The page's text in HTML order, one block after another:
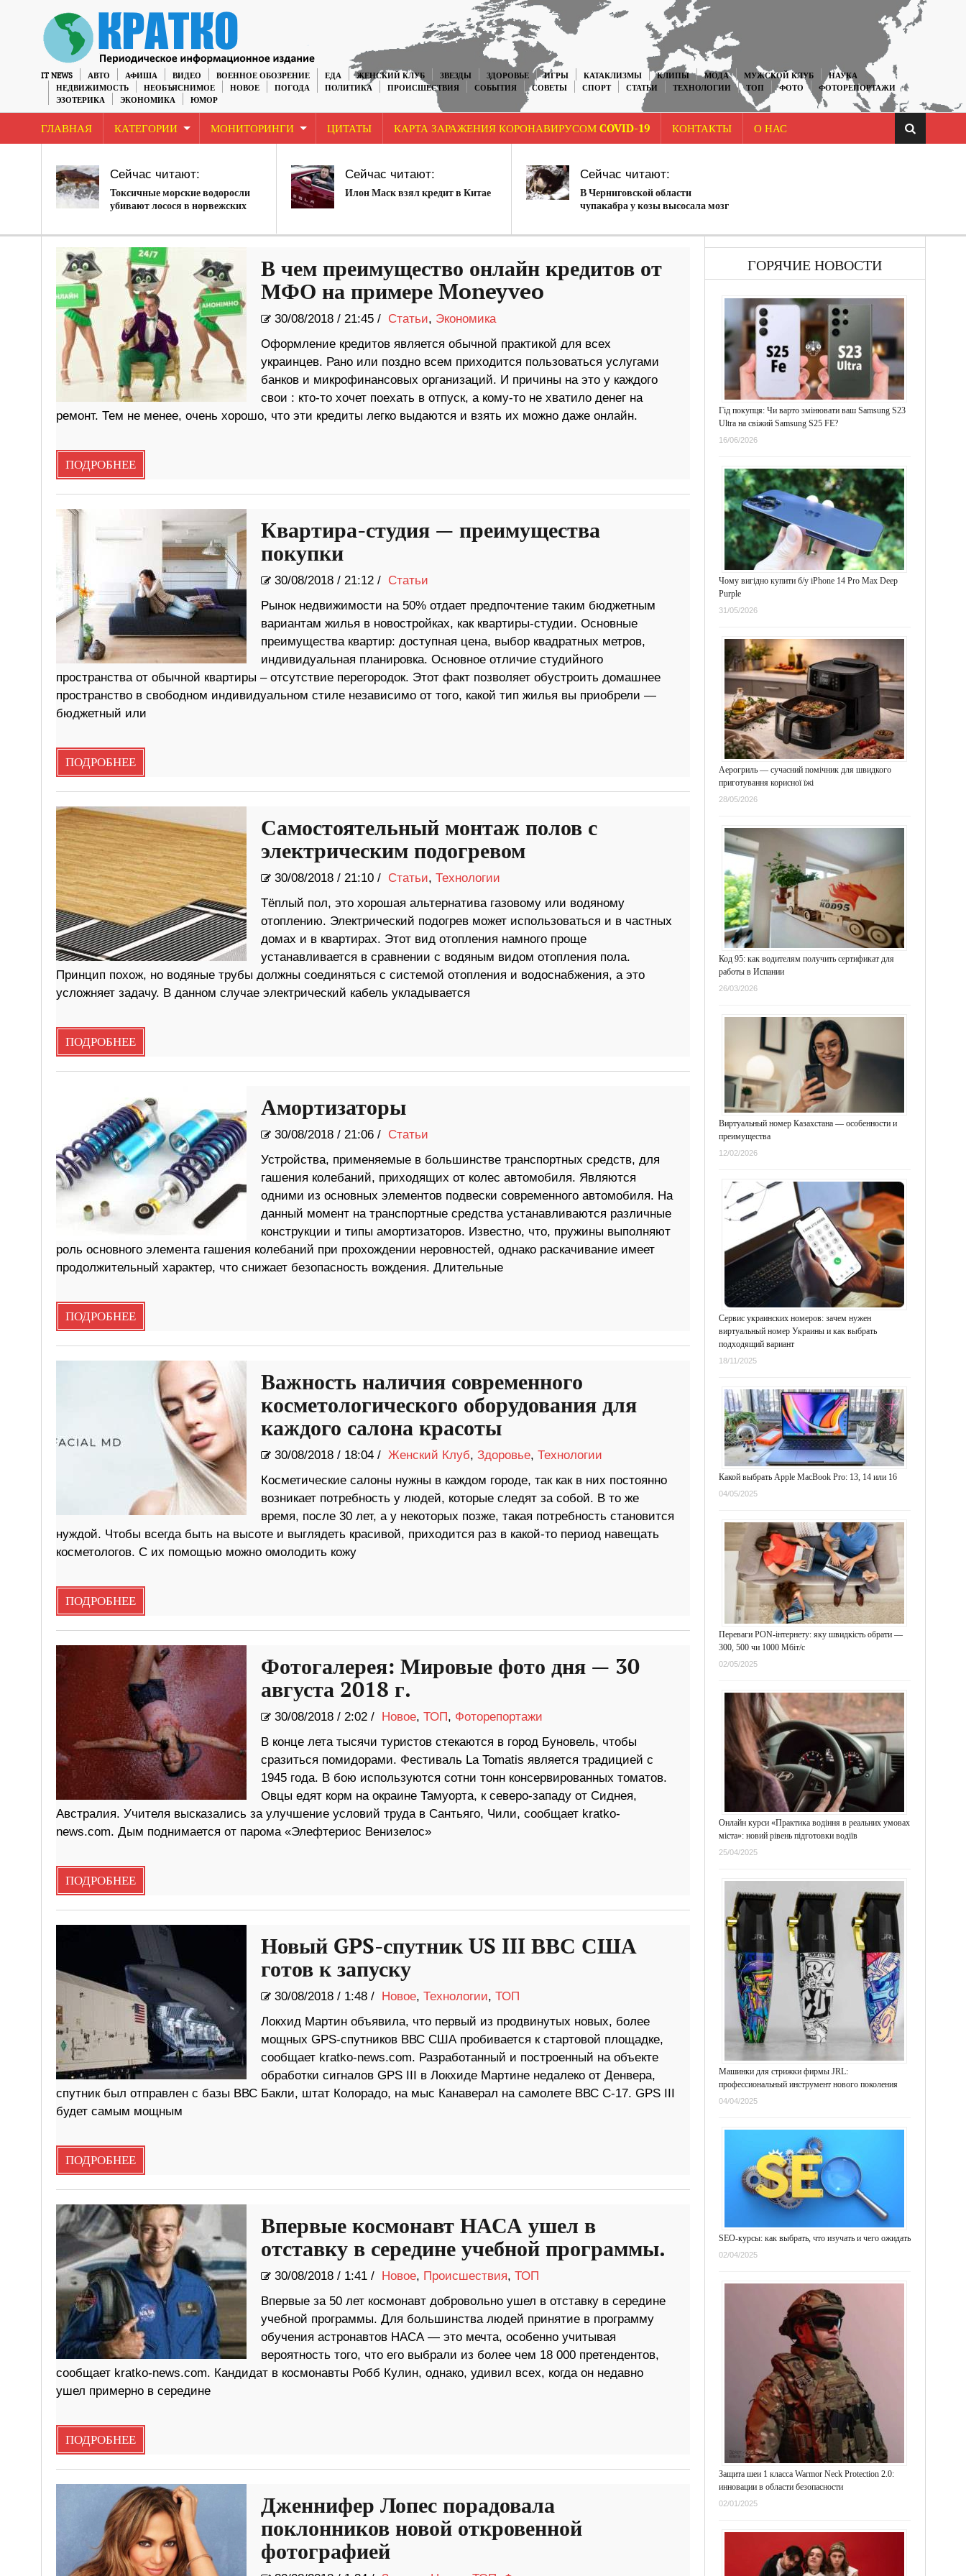
IT NEWS АВТО АФИША ВИДЕО ВОЕННОЕ ОБОЗРЕНИЕ ЕДА ЖЕНСКИЙ КЛУБ ЗВЕЗДЫ ЗДОРОВЬЕ ИГРЫ КАТАКЛИЗМЫ КЛИПЫ МОДА МУЖСКОЙ КЛУБ
НАУКА
НЕДВИЖИМОСТЬ
НЕОБЪЯСНИМОЕ НОВОЕ ПОГОДА ПОЛИТИКА ПРОИСШЕСТВИЯ СОБЫТИЯ СОВЕТЫ СПОРТ СТАТЬИ ТЕХНОЛОГИИ ТОП ФОТО
ФОТОРЕПОРТАЖИ
ЭЗОТЕРИКА
ЭКОНОМИКА ЮМОР
ГЛАВНАЯ КАТЕГОРИИ МОНИТОРИНГИ ЦИТАТЫ КАРТА ЗАРАЖЕНИЯ КОРОНАВИРУСОМ COVID-19 КОНТАКТЫ О НАС
Сейчас читают:
Токсичные морские водоросли
убивают лосося в норвежских
Сейчас читают:
Илон Маск взял кредит в Китае
Сейчас читают:
В Черниговской области
чупакабра у козы высосала мозг
В чем преимущество онлайн кредитов от
МФО на примере Moneyveo
30/08/2018/ 21:45 / Статьи, Экономика
Оформление кредитов является обычной практикой для всех
украинцев. Рано или поздно всем приходится пользоваться услугами
банков и микрофинансовых организаций. И причины на это у каждого
свои : кто-то хочет поехать в отпуск, а кому-то не хватило денег на
ремонт. Тем не менее, очень хорошо, что эти кредиты легко выдаются и взять их можно даже онлайн.
ПОДРОБНЕЕ
Квартира-студия — преимущества
покупки
30/08/2018/ 21:12 / Статьи
Рынок недвижимости на 50% отдает предпочтение таким бюджетным
вариантам жилья в новостройках, как квартиры-студии. Основные
преимущества квартир: доступная цена, выбор квадратных метров,
индивидуальная планировка. Основное отличие студийного
пространства от обычной квартиры – отсутствие перегородок. Этот факт позволяет обустроить домашнее
пространство в свободном индивидуальном стиле независимо от того, какой тип жилья вы приобрели —
бюджетный или
ПОДРОБНЕЕ
Самостоятельный монтаж полов с
электрическим подогревом
30/08/2018/ 21:10 / Статьи, Технологии
Тёплый пол, это хорошая альтернатива газовому или водяному
отоплению. Электрический подогрев может использоваться и в частных
домах и в квартирах. Этот вид отопления намного проще
устанавливается в сравнении с водяным видом отопления пола.
Принцип похож, но водяные трубы должны соединяться с системой отопления и водоснабжения, а это
усложняет задачу. В данном случае электрический кабель укладывается
ПОДРОБНЕЕ
Амортизаторы
30/08/2018/ 21:06 / Статьи
Устройства, применяемые в большинстве транспортных средств, для
гашения колебаний, приходящих от колес автомобиля. Являются
одними из основных элементов подвески современного автомобиля. На
данный момент на транспортные средства устанавливаются различные
конструкции и типы амортизаторов. Известно, что, пружины выполняют
роль основного элемента гашения колебаний при прохождении неровностей, однако раскачивание имеет
продолжительный характер, что снижает безопасность вождения. Длительные
ПОДРОБНЕЕ
Важность наличия современного
косметологического оборудования для
каждого салона красоты
30/08/2018/ 18:04 / Женский Клуб, Здоровье, Технологии
Косметические салоны нужны в каждом городе, так как в них постоянно
возникает потребность у людей, которые следят за собой. В то же
время, после 30 лет, а у некоторых позже, такая потребность становится
нуждой. Чтобы всегда быть на высоте и выглядеть красивой, приходится раз в какой-то период навещать
косметологов. С их помощью можно омолодить кожу
ПОДРОБНЕЕ
Фотогалерея: Мировые фото дня — 30
августа 2018 г.
30/08/2018/ 2:02 / Новое, ТОП, Фоторепортажи
В конце лета тысячи туристов стекаются в город Буновель, чтобы
сразиться помидорами. Фестиваль La Tomatis является традицией с
1945 года. В бою используются сотни тонн консервированных томатов.
Овцы едят корм на окраине Тамуорта, к северо-западу от Сиднея,
Австралия. Учителя высказались за улучшение условий труда в Сантьяго, Чили, сообщает kratko-
news.com. Дым поднимается от парома «Элефтериос Венизелос»
ПОДРОБНЕЕ
Новый GPS-спутник US III ВВС США
готов к запуску
30/08/2018/ 1:48 / Новое, Технологии, ТОП
Локхид Мартин объявила, что первый из продвинутых новых, более
мощных GPS-спутников ВВС США пробивается к стартовой площадке,
сообщает kratko-news.com. Разработанный и построенный на объекте
обработки сигналов GPS III в Локхиде Мартине недалеко от Денвера,
спутник был отправлен с базы ВВС Бакли, штат Колорадо, на мыс Канаверал на самолете ВВС C-17. GPS III
будет самым мощным
ПОДРОБНЕЕ
Впервые космонавт НАСА ушел в
отставку в середине учебной программы.
30/08/2018/ 1:41 / Новое, Происшествия, ТОП
Впервые за 50 лет космонавт добровольно ушел в отставку в середине
учебной программы. Для большинства людей принятие в программу
обучения астронавтов НАСА — это мечта, особенно учитывая
вероятность того, что его выбрали из более чем 18 000 претендентов,
сообщает kratko-news.com. Кандидат в космонавты Робб Кулин, однако, удивил всех, когда он недавно
ушел примерно в середине
ПОДРОБНЕЕ
Дженнифер Лопес порадовала
поклонников новой откровенной
фотографией
ГОРЯЧИЕ НОВОСТИ
Гід покупця: Чи варто змінювати ваш Samsung S23
Ultra на свіжий Samsung S25 FE?
16/06/2026
Чому вигідно купити б/у iPhone 14 Pro Max Deep
Purple
31/05/2026
Аерогриль — сучасний помічник для швидкого
приготування корисної їжі
28/05/2026
Код 95: как водителям получить сертификат для
работы в Испании
26/03/2026
Виртуальный номер Казахстана — особенности и
преимущества
12/02/2026
Сервис украинских номеров: зачем нужен
виртуальный номер Украины и как выбрать
подходящий вариант
18/11/2025
Какой выбрать Apple MacBook Pro: 13, 14 или 16
04/05/2025
Переваги PON-інтернету: яку швидкість обрати —
300, 500 чи 1000 Мбіт/с
02/05/2025
Онлайн курси «Практика водіння в реальних умовах
міста»: новий рівень підготовки водіїв
25/04/2025
Машинки для стрижки фирмы JRL:
профессиональный инструмент нового поколения
04/04/2025
SEO-курсы: как выбрать, что изучать и чего ожидать
02/04/2025
Защита шеи 1 класса Warmor Neck Protection 2.0:
инновации в области безопасности
02/01/2025